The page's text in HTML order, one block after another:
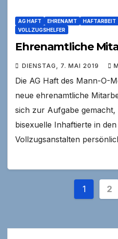
AG HAFT EHRENAMT HAFTARBEIT
VOLLZUGSHELFER
Ehrenamtliche
DIENSTAG, 7. MAI 2019
Die AG Haft des Mann-O-
neue ehrenamtliche
sich zur Aufgabe
bisexuelle Inhaftierte in
Vollzugsanstalten
1 2